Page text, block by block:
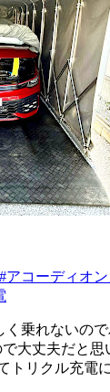
#アコーディオ
乗れないの
で大丈夫だと
トリクル充電